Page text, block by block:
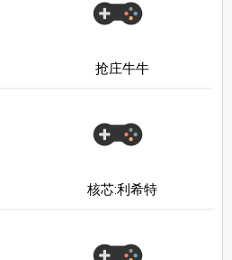
抢庄牛牛
核芯:利希特